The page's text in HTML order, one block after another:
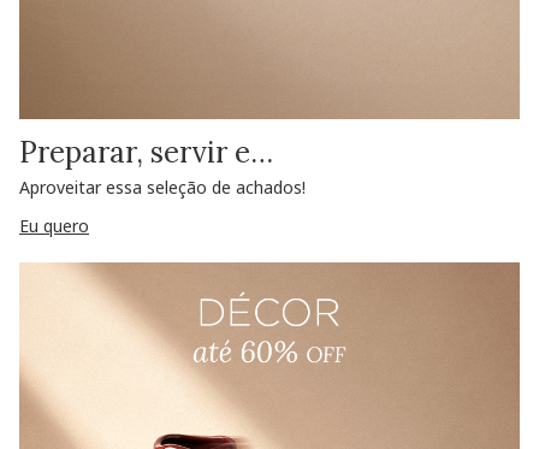
Preparar, servir e…
Aproveitar essa seleção de achados!
Eu quero